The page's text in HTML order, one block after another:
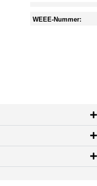
WEEE-Nummer: